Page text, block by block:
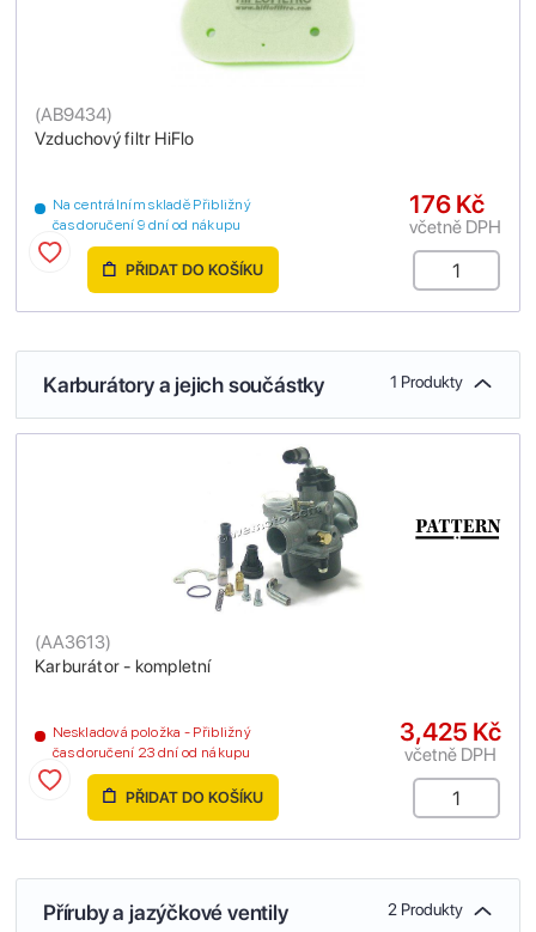
Vzduchový filtr HiFlo
(AB9434)
Na centrálním skladě Přibližný
čas doručení 9 dní od nákupu
176 Kč
včetně DPH
PŘIDAT DO KOŠÍKU
Karburátory a jejich součástky 1 Produkty
Karburátor - kompletní
(AA3613)
Neskladová položka - Přibližný
čas doručení 23 dní od nákupu
3,425 Kč
včetně DPH
PŘIDAT DO KOŠÍKU
Příruby a jazýčkové ventily 2 Produkty